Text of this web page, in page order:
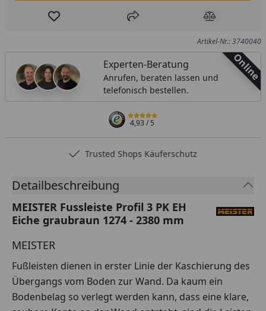
Produkt zur Wunschliste hinzufügen
Teilen Produkt
Artikel-Nr.: 3740040
Online
Experten-Beratung
Anrufen, beraten lassen und
telefonisch bestellen.
4,93/ 5
Trusted Shops Käuferschutz
Detailbeschreibung
MEISTER Fussleiste Profil 3 PK EH
Eiche graubraun 1274 - 2380 mm
MEISTER
Fußleisten dienen in erster Linie der Kaschierung des
Übergangs vom Boden zur Wand. Da kaum ein
Bodenbelag so verlegt werden kann, dass eine klare,